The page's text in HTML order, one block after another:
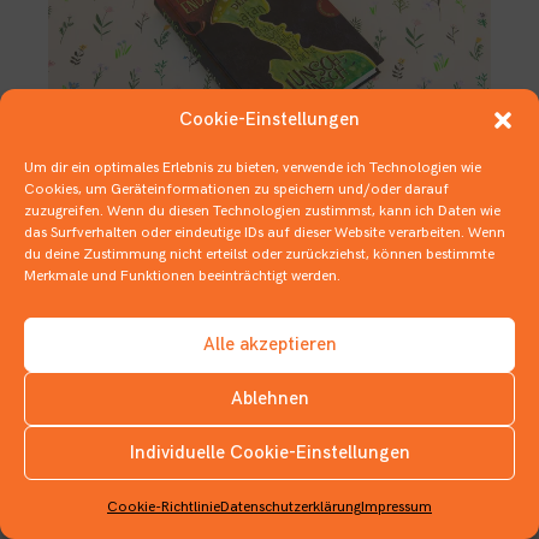
Cookie-Einstellungen
Um dir ein optimales Erlebnis zu bieten, verwende ich Technologien wie
Cookies, um Geräteinformationen zu speichern und/oder darauf
zuzugreifen. Wenn du diesen Technologien zustimmst, kann ich Daten wie
das Surfverhalten oder eindeutige IDs auf dieser Website verarbeiten. Wenn
du deine Zustimmung nicht erteilst oder zurückziehst, können bestimmte
Merkmale und Funktionen beeinträchtigt werden.
Alle akzeptieren
Ablehnen
Individuelle Cookie-Einstellungen
Cookie-RichtlinieDatenschutzerklärungImpressum
INSTAGRAM
Zeitlos aktuell!
7. DEZEMBER 2020
1 BUCH IN 3 ZITATEN,1 BUCH IN … ,KINDERBÜCHER